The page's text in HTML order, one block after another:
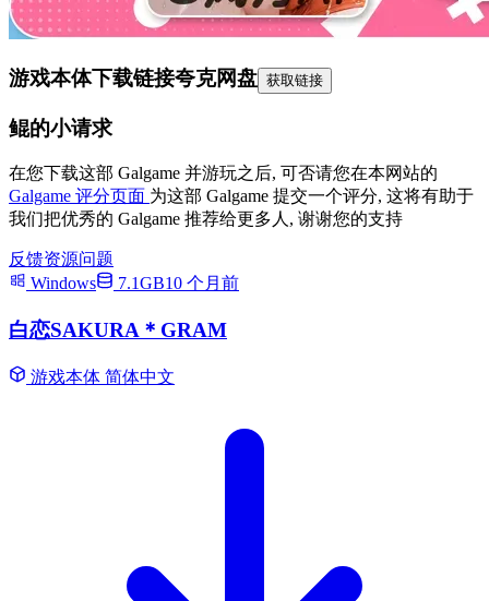
游戏本体下载链接夸克网盘 获取链接
鲲的小请求
在您下载这部 Galgame 并游玩之后, 可否请您在本网站的
Galgame 评分页面 为这部 Galgame 提交一个评分, 这将有助于
我们把优秀的 Galgame 推荐给更多人, 谢谢您的支持
反馈资源问题
Windows
7.1GB10 个月前
白恋SAKURA＊GRAM
游戏本体 简体中文